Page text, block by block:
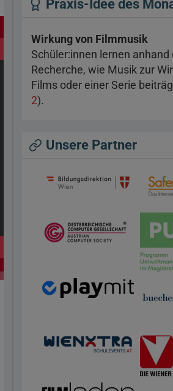
Praxis-Idee des
Wirkung von Filmmusik
Schüler:innen lernen anhand
Recherche, wie Musik zur
Films oder einer Serie
2).
Unsere Partner